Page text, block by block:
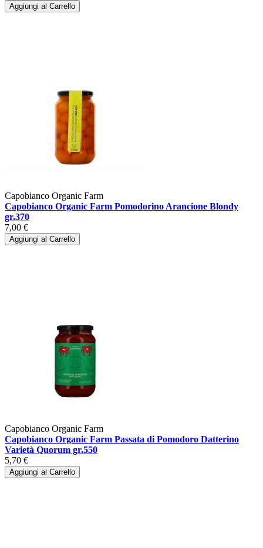
Aggiungi al Carrello
Capobianco Organic Farm
Capobianco Organic Farm Pomodorino Arancione Blondy
gr.370
7,00 €
Aggiungi al Carrello
Capobianco Organic Farm
Capobianco Organic Farm Passata di Pomodoro Datterino
Varietà Quorum gr.550
5,70 €
Aggiungi al Carrello